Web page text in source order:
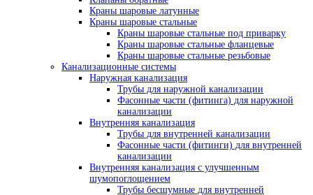
Краны шаровые латунные
Краны шаровые стальные
Краны шаровые стальные под приварку
Краны шаровые стальные фланцевые
Краны шаровые стальные резьбовые
Канализационные системы
Наружная канализация
Трубы для наружной канализации
Фасонные части (фитинга) для наружной
канализации
Внутренняя канализация
Трубы для внутренней канализации
Фасонные части (фитинги) для внутренней
канализации
Внутренняя канализация с улучшенным
шумопоглощением
Трубы бесшумные для внутренней